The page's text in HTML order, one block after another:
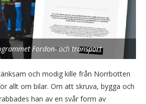
Fordon- och transport
och modig kille från Norrbotten
allt om bilar. Om att skruva, bygga och
han av en svår form av